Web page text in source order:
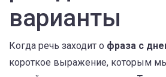
варианты
Когда речь заходит о фраза с
короткое выражение, которым